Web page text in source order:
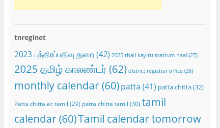
tnreginet
2023 பத்திரப்பதிவு துறை(42) 2025 thali kayiru matrum naal (27)
2025 தமிழ் காலண்டர்(62) district registrar office(26)
monthly calendar(60) patta (41) patta chitta(32)
Patta chitta ec tamil (29) patta chitta tamil (30) tamil
calendar(60)Tamil calendar tomorrow